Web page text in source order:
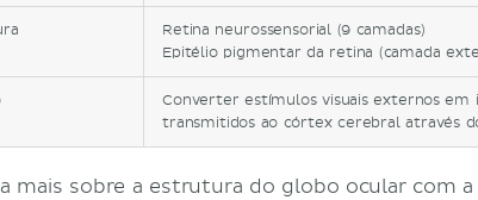
Retina neurossensorial (9 camadas)
Epitélio pigmentar da retina (camada
Converter estímulos visuais externos em
transmitidos ao córtex cerebral através
mais sobre a estrutura do globo ocular com